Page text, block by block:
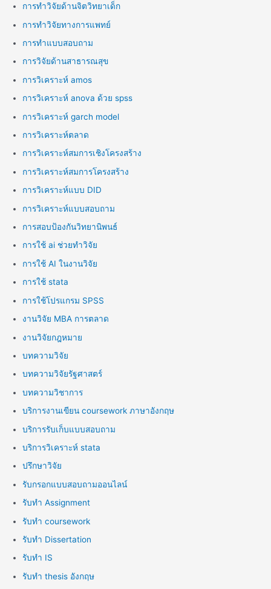
การทำวิจัยด้านจิตวิทยาเด็ก
การทำวิจัยทางการแพทย์
การทำแบบสอบถาม
การวิจัยด้านสาธารณสุข
การวิเคราะห์ amos
การวิเคราะห์ anova ด้วย spss
การวิเคราะห์ garch model
การวิเคราะห์ตลาด
การวิเคราะห์สมการเชิงโครงสร้าง
การวิเคราะห์สมการโครงสร้าง
การวิเคราะห์แบบ DID
การวิเคราะห์แบบสอบถาม
การสอบป้องกันวิทยานิพนธ์
การใช้ ai ช่วยทำวิจัย
การใช้ AI ในงานวิจัย
การใช้ stata
การใช้โปรแกรม SPSS
งานวิจัย MBA การตลาด
งานวิจัยกฎหมาย
บทความวิจัย
บทความวิจัยรัฐศาสตร์
บทความวิชาการ
บริการงานเขียน coursework ภาษาอังกฤษ
บริการรับเก็บแบบสอบถาม
บริการวิเคราะห์ stata
ปรึกษาวิจัย
รับกรอกแบบสอบถามออนไลน์
รับทำ Assignment
รับทำ coursework
รับทำ Dissertation
รับทำ IS
รับทำ thesis อังกฤษ